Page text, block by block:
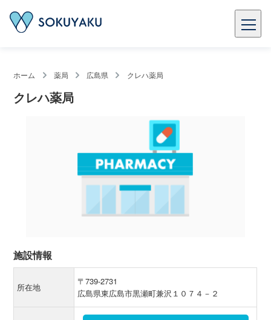
ホーム 薬局 広島県 クレハ薬局
クレハ薬局
施設情報
所在地
〒739-2731
広島県東広島市黒瀬町兼沢１０７４－２